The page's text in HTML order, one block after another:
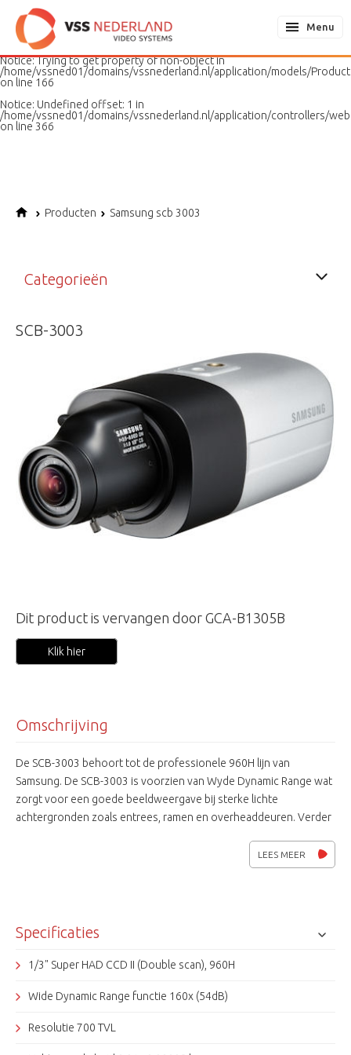
Notice: Undefined variable: page in
/home/vssned01/domains/vssnederland.nl/application/models/
on line
187
Notice: Trying to get property of non-object in
/home/vssned01/domains/vssnederland.nl/application/models/
on line 166
Notice: Undefined offset: 1 in
/home/vssned01/domains/vssnederland.nl/application/controllers/
on line 366
Menu
Producten Samsung scb 3003
Categorieën
SCB-3003
Dit product is vervangen door GCA-B1305B
Klik hier
Omschrijving
De SCB-3003 behoort tot de professionele 960H lijn van
Samsung. De SCB-3003 is voorzien van Wyde Dynamic Range wat
zorgt voor een goede beeldweergave bij sterke lichte
achtergronden zoals entrees, ramen en overheaddeuren. Verder
privacymaskering, digital noise reduction en video analytics (vast /
verplaatst, omgeving, hek, tracking, detectie, tellen). De SCB-3003
iedereen die op zoek naar een hoogwaardige video
bewakingscamera.
LEES MEER
Specificaties
1/3" Super HAD CCD II (Double scan), 960H
Wide Dynamic Range functie 160x (54dB)
Resolutie 700 TVL